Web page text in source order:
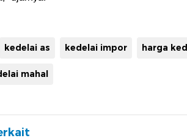
kedelai as kedelai impor harga
mahal